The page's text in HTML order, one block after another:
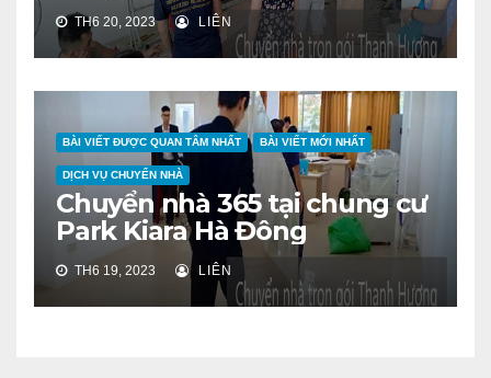
TH6 20, 2023 LIÊN
BÀI VIẾT ĐƯỢC QUAN TÂM NHẤT BÀI VIẾT MỚI NHẤT
DỊCH VỤ CHUYỂN NHÀ
Chuyển nhà 365 tại chung cư
Park Kiara Hà Đông
TH6 19, 2023 LIÊN